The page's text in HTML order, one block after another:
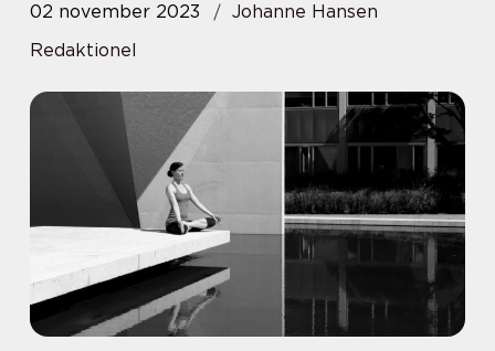
02 november 2023
Johanne Hansen
Redaktionel